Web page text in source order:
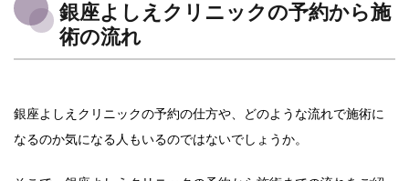
銀座よしえクリニックの予約から施
術の流れ
銀座よしえクリニックの予約の仕方や、どのような流れで施術に
なるのか気になる人もいるのではないでしょうか。